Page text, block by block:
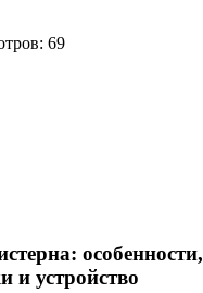
69
особенности,
и устройство